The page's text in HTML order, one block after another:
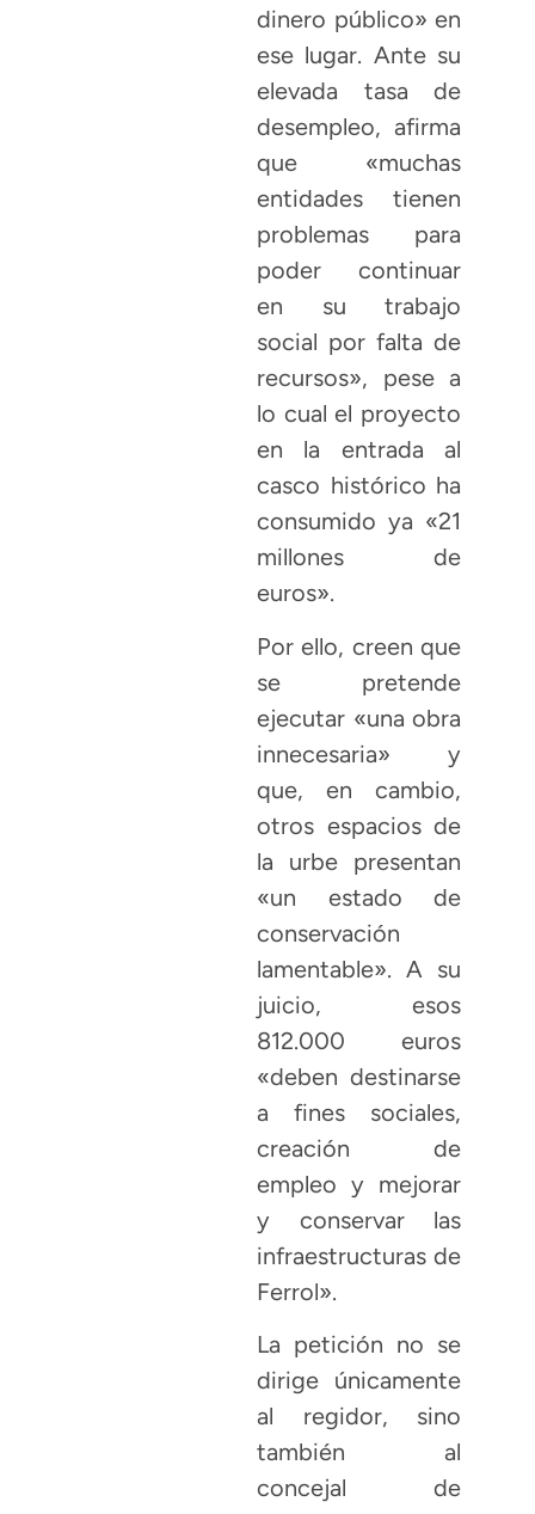
dinero público» en
ese lugar. Ante su
elevada tasa de
desempleo, afirma
que «muchas
entidades tienen
problemas para
poder continuar
en su trabajo
social por falta de
recursos», pese a
lo cual el proyecto
en la entrada al
casco histórico ha
consumido ya «21
millones de
euros».
Por ello, creen que
se pretende
ejecutar «una obra
innecesaria» y
que, en cambio,
otros espacios de
la urbe presentan
«un estado de
conservación
lamentable». A su
juicio, esos
812.000 euros
«deben destinarse
a fines sociales,
creación de
empleo y mejorar
y conservar las
infraestructuras de
Ferrol».
La petición no se
dirige únicamente
al regidor, sino
también al
concejal de